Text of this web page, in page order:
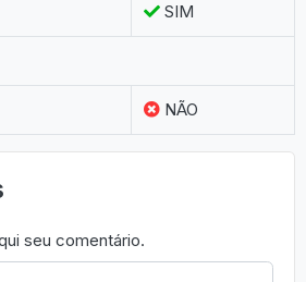
SIM
NÃO
seu comentário.